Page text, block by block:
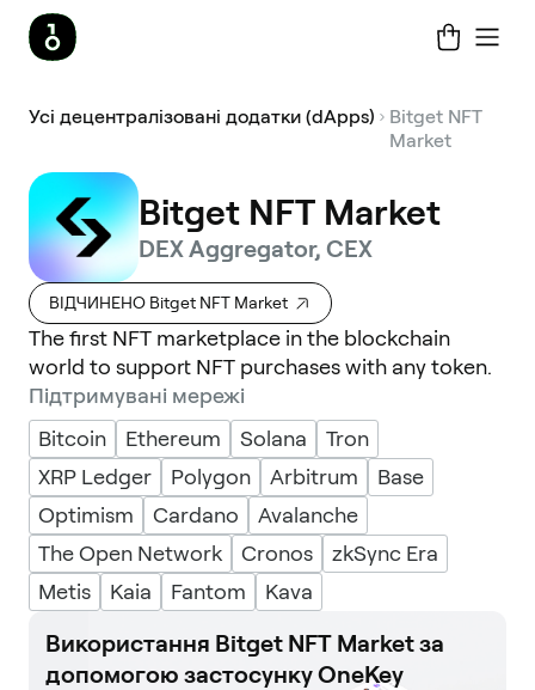
Усі децентралізовані додатки (dApps)
Bitget NFT
Market
Bitget NFT Market
DEX Aggregator, CEX
ВІДЧИНЕНО Bitget NFT Market
The first NFT marketplace in the blockchain
world to support NFT purchases with any token.
Підтримувані мережі
Bitcoin
Ethereum Solana
Tron
XRP Ledger
Polygon Arbitrum
Base
Optimism
Cardano
Avalanche
The Open Network
Cronos
zkSync Era
Metis
Kaia Fantom Kava
Використання Bitget NFT Market за
допомогою застосунку OneKey